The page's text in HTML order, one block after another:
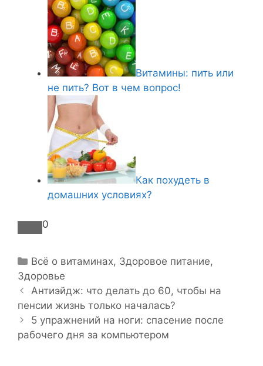
Витамины: пить или
не пить? Вот в чем вопрос!
Как похудеть в
домашних условиях?
0
Р
у
б
р
и
к
Всё о витаминах, Здоровое питание,
Здоровье
Н
а
в
и
Антиэйдж: что делать до 60, чтобы на
пенсии жизнь только началась?
5 упражнений на ноги: спасение после
рабочего дня за компьютером